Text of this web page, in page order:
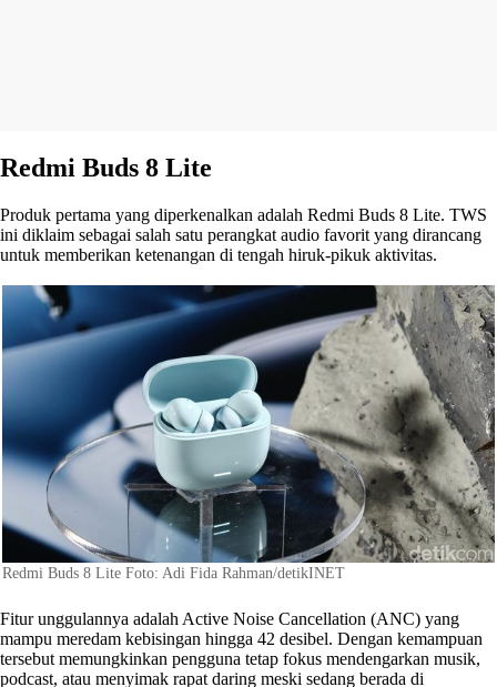
Redmi Buds 8 Lite
Produk pertama yang diperkenalkan adalah Redmi Buds 8 Lite. TWS
ini diklaim sebagai salah satu perangkat audio favorit yang dirancang
untuk memberikan ketenangan di tengah hiruk-pikuk aktivitas.
Redmi Buds 8 Lite Foto: Adi Fida Rahman/detikINET
Fitur unggulannya adalah Active Noise Cancellation (ANC) yang
mampu meredam kebisingan hingga 42 desibel. Dengan kemampuan
tersebut memungkinkan pengguna tetap fokus mendengarkan musik,
podcast, atau menyimak rapat daring meski sedang berada di